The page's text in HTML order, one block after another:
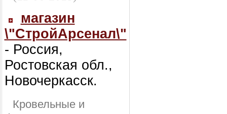
магазин
\"СтройАрсенал\"
- Россия,
Ростовская обл.,
Новочеркасск.
Кровельные и